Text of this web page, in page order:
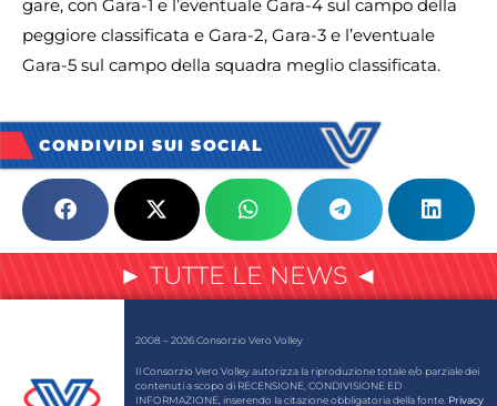
gare, con Gara-1 e l’eventuale Gara-4 sul campo della
peggiore classificata e Gara-2, Gara-3 e l’eventuale
Gara-5 sul campo della squadra meglio classificata.
CONDIVIDI SUI SOCIAL
► TUTTE LE NEWS ◄
2008 – 2026 Consorzio Vero Volley
Il Consorzio Vero Volley autorizza la riproduzione totale e/o parziale dei
contenuti a scopo di RECENSIONE, CONDIVISIONE ED
INFORMAZIONE, inserendo la citazione obbligatoria della fonte. Privacy